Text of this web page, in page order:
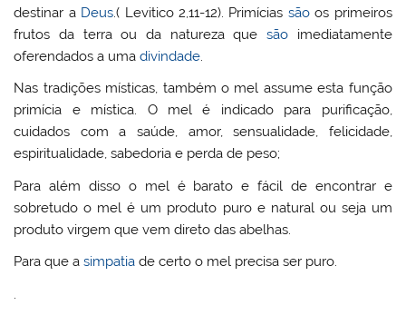
destinar a Deus.( Levitico 2,11-12). Primícias sãoos primeiros
frutos da terra ou da natureza quesão imediatamente
oferendados a umadivindade.
Nas tradições místicas, também o mel assume esta função
primícia e mística. O mel é indicado para purificação,
cuidados com a saúde, amor, sensualidade, felicidade,
espiritualidade, sabedoria e perda de peso;
Para além disso o mel é barato e fácil de encontrar e
sobretudo o mel é um produto puro e natural ou seja um
produto virgem que vem direto das abelhas.
Para que asimpatia de certo o mel precisa ser puro.